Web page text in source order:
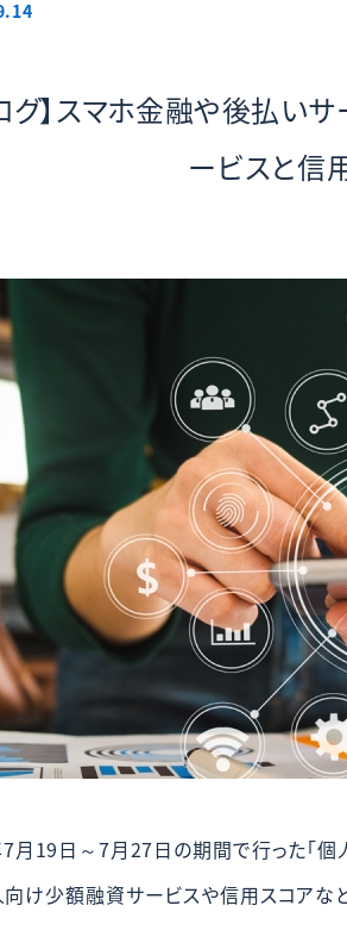
グ】スマホ金融や後払
ービスと信
月19日～7月27日の期間で行った「個
向け少額融資サービスや信用スコア